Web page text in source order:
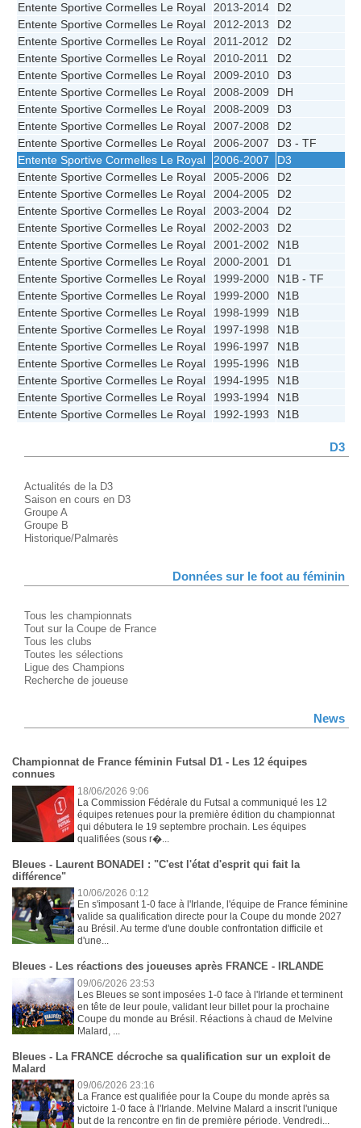
Entente Sportive Cormelles Le Royal
2013-2014 D2
Entente Sportive Cormelles Le Royal
2012-2013 D2
Entente Sportive Cormelles Le Royal
2011-2012 D2
Entente Sportive Cormelles Le Royal
2010-2011 D2
Entente Sportive Cormelles Le Royal
2009-2010 D3
Entente Sportive Cormelles Le Royal
2008-2009 DH
Entente Sportive Cormelles Le Royal
2008-2009 D3
Entente Sportive Cormelles Le Royal
2007-2008 D2
Entente Sportive Cormelles Le Royal
2006-2007 D3 - TF
Entente Sportive Cormelles Le Royal
2006-2007 D3
Entente Sportive Cormelles Le Royal
2005-2006 D2
Entente Sportive Cormelles Le Royal
2004-2005 D2
Entente Sportive Cormelles Le Royal
2003-2004 D2
Entente Sportive Cormelles Le Royal
2002-2003 D2
Entente Sportive Cormelles Le Royal
2001-2002 N1B
Entente Sportive Cormelles Le Royal
2000-2001 D1
Entente Sportive Cormelles Le Royal
1999-2000 N1B - TF
Entente Sportive Cormelles Le Royal
1999-2000 N1B
Entente Sportive Cormelles Le Royal
1998-1999 N1B
Entente Sportive Cormelles Le Royal
1997-1998 N1B
Entente Sportive Cormelles Le Royal
1996-1997 N1B
Entente Sportive Cormelles Le Royal
1995-1996 N1B
Entente Sportive Cormelles Le Royal
1994-1995 N1B
Entente Sportive Cormelles Le Royal
1993-1994 N1B
Entente Sportive Cormelles Le Royal
1992-1993 N1B
D3
Actualités de la D3
Saison en cours en D3
Groupe A
Groupe B
Historique/Palmarès
Données sur le foot au féminin
Tous les championnats
Tout sur la Coupe de France
Tous les clubs
Toutes les sélections
Ligue des Champions
Recherche de joueuse
News
Championnat de France féminin Futsal D1 - Les 12 équipes
connues
18/06/2026 9:06
La Commission Fédérale du Futsal a communiqué les 12
équipes retenues pour la première édition du championnat
qui débutera le 19 septembre prochain. Les équipes
qualifiées (sous r�...
Bleues - Laurent BONADEI : "C'est l'état d'esprit qui fait la
différence"
10/06/2026 0:12
En s'imposant 1-0 face à l'Irlande, l'équipe de France féminine
valide sa qualification directe pour la Coupe du monde 2027
au Brésil. Au terme d'une double confrontation difficile et
d'une...
Bleues - Les réactions des joueuses après FRANCE - IRLANDE
09/06/2026 23:53
Les Bleues se sont imposées 1-0 face à l'Irlande et terminent
en tête de leur poule, validant leur billet pour la prochaine
Coupe du monde au Brésil. Réactions à chaud de Melvine
Malard, ...
Bleues - La FRANCE décroche sa qualification sur un exploit de
Malard
09/06/2026 23:16
La France est qualifiée pour la Coupe du monde après sa
victoire 1-0 face à l'Irlande. Melvine Malard a inscrit l'unique
but de la rencontre en fin de première période. Vendredi...